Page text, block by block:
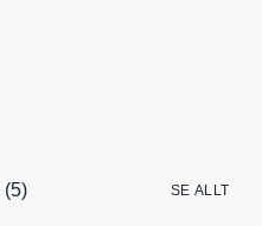
(5) SE ALLT